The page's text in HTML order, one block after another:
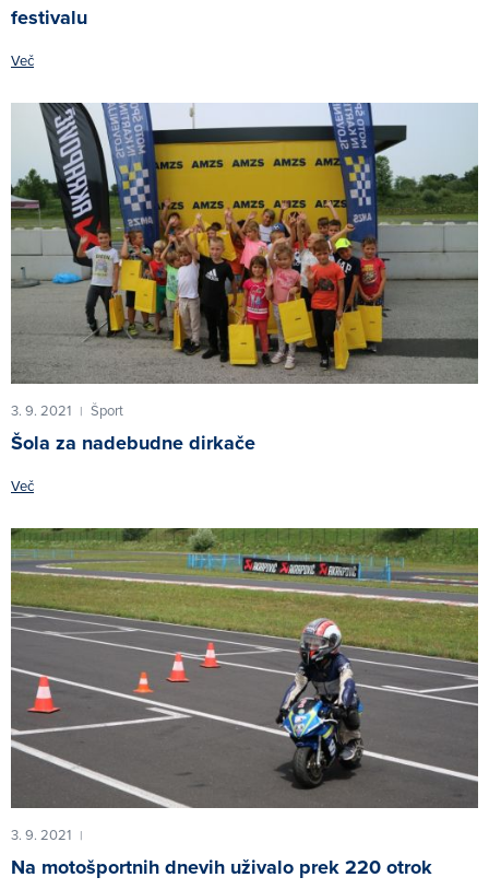
festivalu
Več
3. 9. 2021 | Šport
Šola za nadebudne dirkače
Več
3. 9. 2021 |
Na motošportnih dnevih uživalo prek 220 otrok